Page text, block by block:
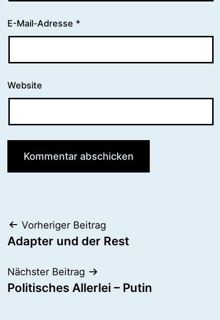
E-Mail-Adresse *
Website
Beitragsnavigation
Vorheriger Beitrag
Adapter und der Rest
Nächster Beitrag
Politisches Allerlei – Putin